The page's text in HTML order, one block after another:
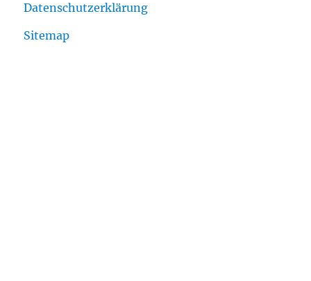
Datenschutzerklärung
Sitemap